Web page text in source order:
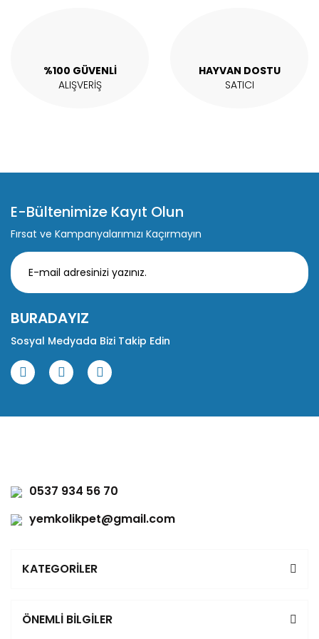
%100 GÜVENLİ
ALIŞVERİŞ
HAYVAN DOSTU
SATICI
E-Bültenimize Kayıt Olun
Fırsat ve Kampanyalarımızı Kaçırmayın
BURADAYIZ
Sosyal Medyada Bizi Takip Edin
0537 934 56 70
yemkolikpet@gmail.com
KATEGORİLER
ÖNEMLİ BİLGİLER